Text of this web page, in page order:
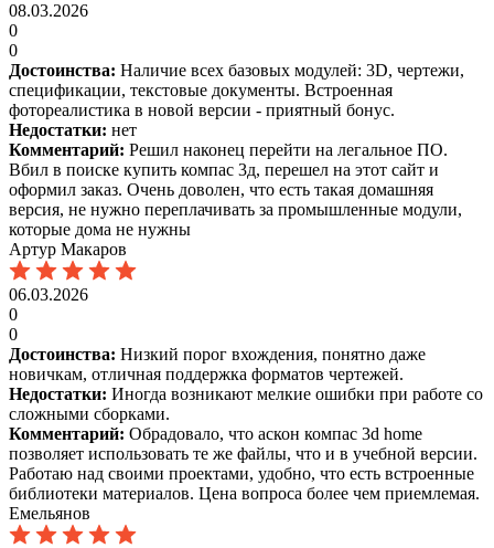
08.03.2026
0
0
Достоинства: Наличие всех базовых модулей: 3D, чертежи,
спецификации, текстовые документы. Встроенная
фотореалистика в новой версии - приятный бонус.
Недостатки: нет
Комментарий: Решил наконец перейти на легальное ПО.
Вбил в поиске купить компас 3д, перешел на этот сайт и
оформил заказ. Очень доволен, что есть такая домашняя
версия, не нужно переплачивать за промышленные модули,
которые дома не нужны
Артур Макаров
06.03.2026
0
0
Достоинства: Низкий порог вхождения, понятно даже
новичкам, отличная поддержка форматов чертежей.
Недостатки: Иногда возникают мелкие ошибки при работе со
сложными сборками.
Комментарий: Обрадовало, что аскон компас 3d home
позволяет использовать те же файлы, что и в учебной версии.
Работаю над своими проектами, удобно, что есть встроенные
библиотеки материалов. Цена вопроса более чем приемлемая.
Емельянов